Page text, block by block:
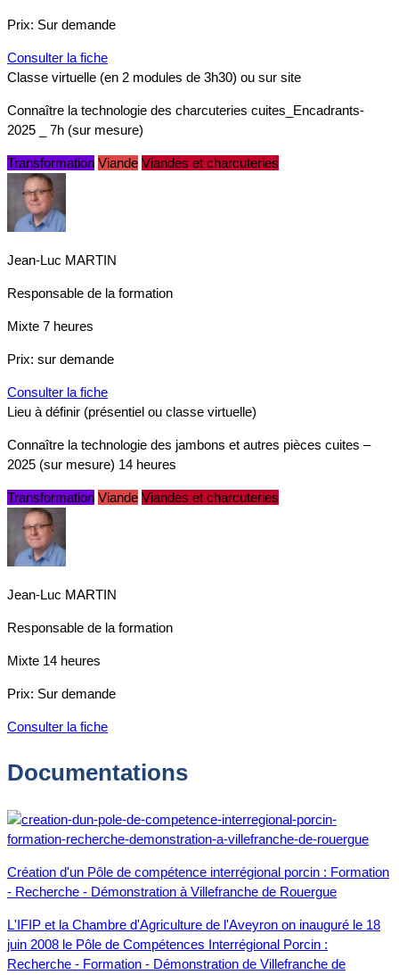
Prix: Sur demande
Consulter la fiche
Classe virtuelle (en 2 modules de 3h30) ou sur site
Connaître la technologie des charcuteries cuites_Encadrants-
2025 _ 7h (sur mesure)
Transformation Viande Viandes et charcuteries
Jean-Luc MARTIN
Responsable de la formation
Mixte 7 heures
Prix: sur demande
Consulter la fiche
Lieu à définir (présentiel ou classe virtuelle)
Connaître la technologie des jambons et autres pièces cuites –
2025 (sur mesure) 14 heures
Transformation Viande Viandes et charcuteries
Jean-Luc MARTIN
Responsable de la formation
Mixte 14 heures
Prix: Sur demande
Consulter la fiche
Documentations
Création d'un Pôle de compétence interrégional porcin : Formation
- Recherche - Démonstration à Villefranche de Rouergue
L'IFIP et la Chambre d'Agriculture de l'Aveyron on inauguré le 18
juin 2008 le Pôle de Compétences Interrégional Porcin :
Recherche - Formation - Démonstration de Villefranche de